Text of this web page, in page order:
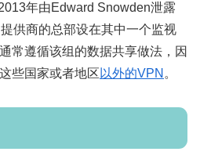
年由Edward Snowden泄露
供商的总部设在其中一个监视
常遵循该组的数据共享做法，因
些国家或者地区 以外的VPN 。